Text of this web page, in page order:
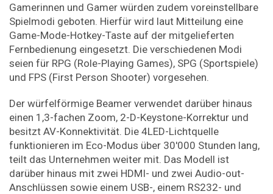
Gamerinnen und Gamer würden zudem voreinstellbare
Spielmodi geboten. Hierfür wird laut Mitteilung eine
Game-Mode-Hotkey-Taste auf der mitgelieferten
Fernbedienung eingesetzt. Die verschiedenen Modi
seien für RPG (Role-Playing Games), SPG (Sportspiele)
und FPS (First Person Shooter) vorgesehen.
Der würfelförmige Beamer verwendet darüber hinaus
einen 1,3-fachen Zoom, 2-D-Keystone-Korrektur und
besitzt AV-Konnektivität. Die 4LED-Lichtquelle
funktionieren im Eco-Modus über 30'000 Stunden lang,
teilt das Unternehmen weiter mit. Das Modell ist
darüber hinaus mit zwei HDMI- und zwei Audio-out-
Anschlüssen sowie einem USB-, einem RS232- und